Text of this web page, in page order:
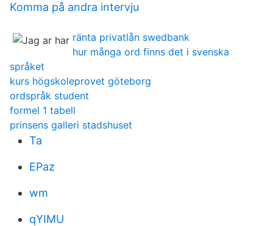
Komma på andra intervju
ränta privatlån swedbank
hur många ord finns det i svenska
språket
kurs högskoleprovet göteborg
ordspråk student
formel 1 tabell
prinsens galleri stadshuset
Ta
EPaz
wm
qYIMU